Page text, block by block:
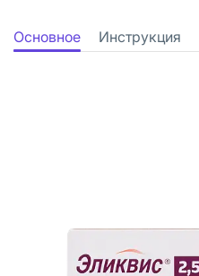
Основное Инструкция